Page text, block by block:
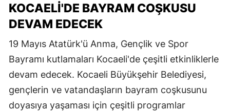
KOCAELI'DE BAYRAM COŞKUSU
DEVAM EDECEK
19 Mayıs Atatürk'ü Anma, Gençlik ve Spor
Bayramı kutlamaları Kocaeli'de çeşitli etkinliklerle
devam edecek. Kocaeli Büyükşehir Belediyesi,
gençlerin ve vatandaşların bayram coşkusunu
doyasıya yaşaması için çeşitli programlar